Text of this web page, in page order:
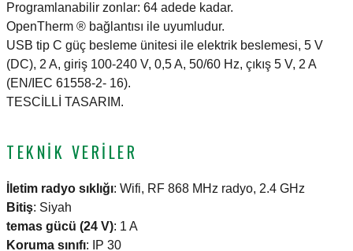
Programlanabilir zonlar: 64 adede kadar.
OpenTherm ® bağlantısı ile uyumludur.
USB tip C güç besleme ünitesi ile elektrik beslemesi, 5 V
(DC), 2 A, giriş 100-240 V, 0,5 A, 50/60 Hz, çıkış 5 V, 2 A
(EN/IEC 61558-2- 16).
TESCİLLİ TASARIM.
TEKNIK VERILER
İletim radyo sıklığı: Wifi, RF 868 MHz radyo, 2.4 GHz
Bitiş: Siyah
temas gücü (24 V): 1 A
Koruma sınıfı: IP 30